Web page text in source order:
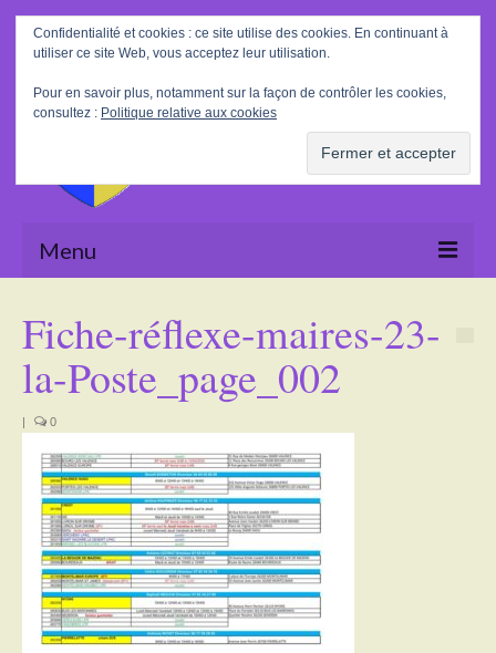
Rechercher
:
Menu
La Mairie
Actualités
Activités
Poésie
Contact
Fiche-réflexe-maires-23-
la-Poste_page_002
| 0
Confidentialité et cookies : ce site utilise des cookies. En continuant à
utiliser ce site Web, vous acceptez leur utilisation.
Pour en savoir plus, notamment sur la façon de contrôler les cookies,
consultez : Politique relative aux cookies